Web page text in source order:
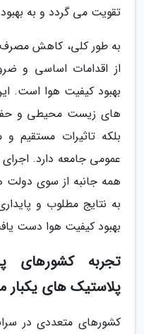
تقویت می گردد و به
به طور کلی، کاهش
از اقدامات اساسی و
بهبود کیفیت هوا است.
های زیست محیطی و حفظ
بلکه تاثیرات مستقیم
عمومی جامعه دارد.
همه جانبه از سوی دولت
به نتایج مطلوب و
بهبود کیفیت هوا دست
تجربه کشورهای
پلاستیک های یکبار
کشورهای متعددی در